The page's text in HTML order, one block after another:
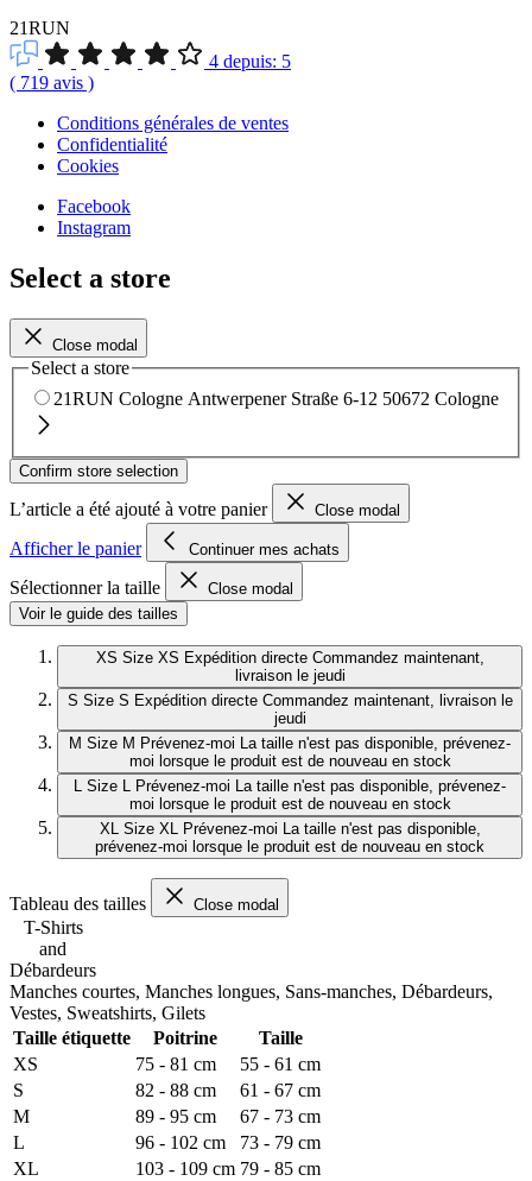
21RUN
4 depuis: 5
( 719 avis )
Conditions générales de ventes
Confidentialité
Cookies
Facebook
Instagram
Select a store
Close modal
Select a store
21RUN Cologne Antwerpener Straße 6-12 50672 Cologne
Confirm store selection
L’article a été ajouté à votre panier Close modal
Afficher le panier Continuer mes achats
Sélectionner la taille
Close modal
Voir le guide des tailles
XS Size XS Expédition directe Commandez maintenant,
livraison le jeudi
S Size S Expédition directe Commandez maintenant, livraison le
jeudi
M Size M Prévenez-moi La taille n'est pas disponible, prévenez-
moi lorsque le produit est de nouveau en stock
L Size L Prévenez-moi La taille n'est pas disponible, prévenez-
moi lorsque le produit est de nouveau en stock
XL Size XL Prévenez-moi La taille n'est pas disponible,
prévenez-moi lorsque le produit est de nouveau en stock
Tableau des tailles Close modal
T-Shirts
and
Débardeurs
Manches courtes, Manches longues, Sans-manches, Débardeurs,
Vestes, Sweatshirts, Gilets
Taille étiquette
Poitrine
Taille
XS
75 - 81 cm
55 - 61 cm
S
82 - 88 cm
61 - 67 cm
M
89 - 95 cm
67 - 73 cm
L
96 - 102 cm
73 - 79 cm
XL
103 - 109 cm 79 - 85 cm